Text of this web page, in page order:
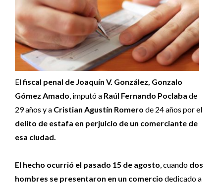
Elfiscal penal de Joaquín V. González, Gonzalo
Gómez Amado, imputó a Raúl Fernando Poclaba de
29 años y a Cristian Agustín Romero de 24 años por el
delito de estafa en perjuicio de un comerciante de
esa ciudad.
El hecho ocurrió el pasado 15 de agosto, cuando dos
hombres se presentaron en un comercio dedicado a